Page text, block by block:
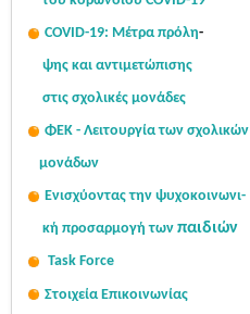
COVID-19: Μέτρα πρόλη-
ψης και αντιμετώπισης
στις σχολικές μονάδες
ΦΕΚ - Λειτουργία των σχολικών
μονάδων
Ενισχύοντας την ψυχοκοινωνι-
κή προσαρμογή των παιδιών
Task Force
Στοιχεία Επικοινωνίας